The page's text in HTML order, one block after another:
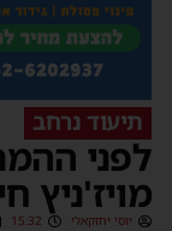
תיעוד נרחב
לפני
מויז'ניץ
יוסי יחזקאלי 15:32